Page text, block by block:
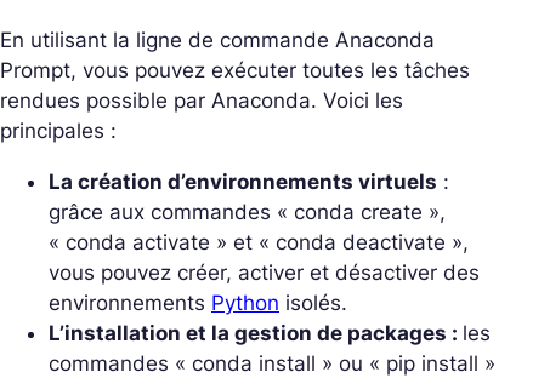
En utilisant la ligne de commande Anaconda
Prompt, vous pouvez exécuter toutes les tâches
rendues possible par Anaconda. Voici les
principales :
La création d’environnements virtuels :
grâce aux commandes « conda create »,
« conda activate » et « conda deactivate »,
vous pouvez créer, activer et désactiver des
environnements Python isolés.
L’installation et la gestion de packages : les
commandes « conda install » ou « pip install »